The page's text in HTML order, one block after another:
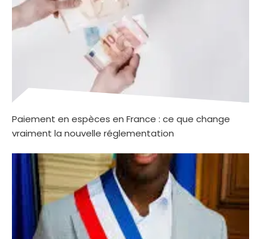
Paiement en espèces en France : ce que change
vraiment la nouvelle réglementation